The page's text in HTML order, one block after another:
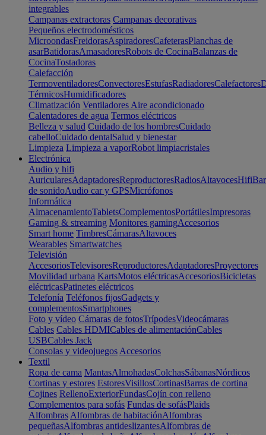
integrables
Campanas extractoras Campanas decorativas
Pequeños electrodomésticos
MicroondasFreidorasAspiradoresCafeterasPlanchas de
asarBatidorasAmasadoresRobots de CocinaBalanzas de
CocinaTostadoras
Calefacción
TermoventiladoresConvectoresEstufasRadiadoresCalefactores
TérmicosHumidificadores
Climatización Ventiladores Aire acondicionado
Calentadores de agua Termos eléctricos
Belleza y salud Cuidado de los hombresCuidado
cabelloCuidado dentalSalud y bienestar
Limpieza Limpieza a vaporRobot limpiacristales
Electrónica
Audio y hifi
AuricularesAdaptadoresReproductoresRadiosAltavocesHifi
de sonidoAudio car y GPSMicrófonos
Informática
AlmacenamientoTabletsComplementosPortátilesImpresoras
Gaming & streaming Monitores gamingAccesorios
Smart home TimbresCámarasAltavoces
Wearables Smartwatches
Televisión
AccesoriosTelevisoresReproductoresAdaptadoresProyectores
Movilidad urbana KartsMotos eléctricasAccesoriosBicicletas
eléctricasPatinetes eléctricos
Telefonía Teléfonos fijosGadgets y
complementosSmartphones
Foto y vídeo Cámaras de fotosTrípodesVideocámaras
Cables Cables HDMICables de alimentaciónCables
USBCables Jack
Consolas y videojuegos Accesorios
Textil
Ropa de cama MantasAlmohadasColchasSábanasNórdicos
Cortinas y estores EstoresVisillosCortinasBarras de cortina
Cojines RellenoExteriorFundasCojín con relleno
Complementos para sofás Fundas de sofásPlaids
Alfombras Alfombras de habitaciónAlfombras
pequeñasAlfombras antideslizantesAlfombras de